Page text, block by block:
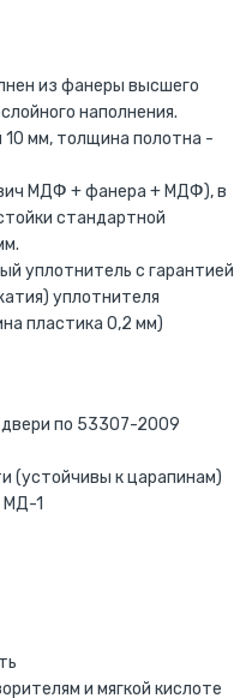
из фанеры высшего
наполнения.
мм, толщина полотна -
МДФ + фанера + МДФ), в
стандартной
уплотнитель с гарантией
уплотнителя
пластика 0,2 мм)
по 53307-2009
(устойчивы к царапинам)
МД-1
и мягкой кислоте